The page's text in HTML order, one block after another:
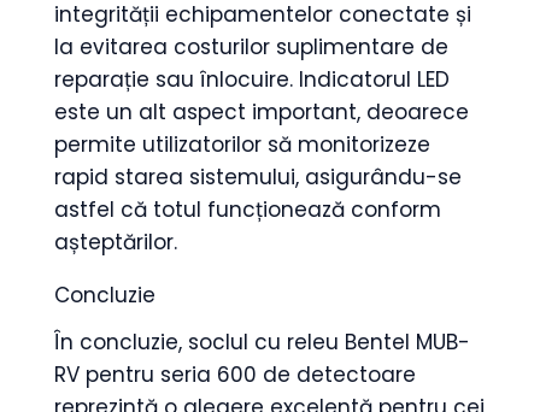
integrității echipamentelor conectate și
la evitarea costurilor suplimentare de
reparație sau înlocuire. Indicatorul LED
este un alt aspect important, deoarece
permite utilizatorilor să monitorizeze
rapid starea sistemului, asigurându-se
astfel că totul funcționează conform
așteptărilor.
Concluzie
În concluzie, soclul cu releu Bentel MUB-
RV pentru seria 600 de detectoare